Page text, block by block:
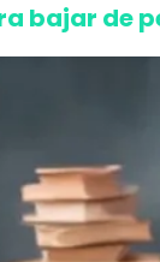
bajar de